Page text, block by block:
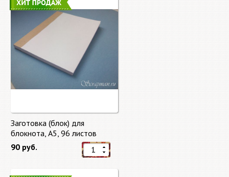
Заготовка (блок) для
блокнота, А5, 96 листов
90 руб.